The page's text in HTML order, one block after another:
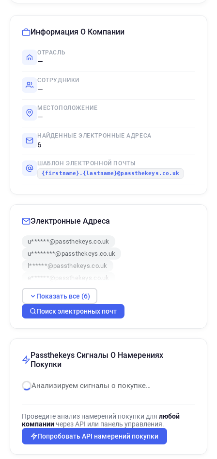
Информация О Компании
ОТРАСЛЬ
—
СОТРУДНИКИ
—
МЕСТОПОЛОЖЕНИЕ
—
НАЙДЕННЫЕ ЭЛЕКТРОННЫЕ АДРЕСА
6
ШАБЛОН ЭЛЕКТРОННОЙ ПОЧТЫ
{firstname}.{lastname}@passthekeys.co.uk
Электронные Адреса
u******@passthekeys.co.uk
u********@passthekeys.co.uk
l******@passthekeys.co.uk
e******@passthekeys.co.uk
o*****@passthekeys.co.uk
w******@passthekeys.co.uk
Показать все (6)
Поиск электронных почт
Passthekeys Сигналы О Намерениях
Покупки
Анализируем сигналы о покупке…
Проведите анализ намерений покупки для любой
компаниичерез API или панель управления.
Попробовать API намерений покупки